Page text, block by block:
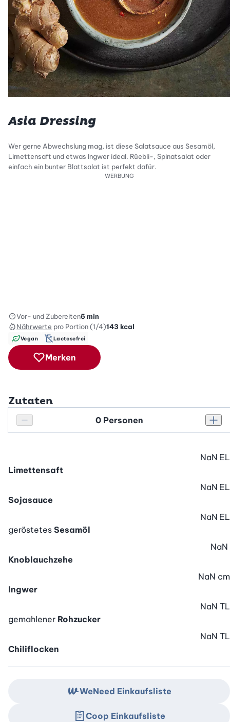
Asia Dressing
Wer gerne Abwechslung mag, ist diese Salatsauce aus Sesamöl,
Limettensaft und etwas Ingwer ideal. Rüebli-, Spinatsalat oder
einfach ein bunter Blattsalat ist perfekt dafür.
WERBUNG
Vor- und Zubereiten5 min
Nährwerte pro Portion (1/4)143 kcal
Vegan Lactosefrei
Merken
Zutaten
Personenanzahl verringern
Personenanzahl
Limettensaft
NaN EL
Sojasauce
NaN EL
geröstetes Sesamöl
NaN EL
Knoblauchzehe
NaN
Ingwer
NaN cm
gemahlener Rohzucker
NaN TL
Chiliflocken
NaN TL
WeNeed Einkaufsliste
Coop Einkaufsliste